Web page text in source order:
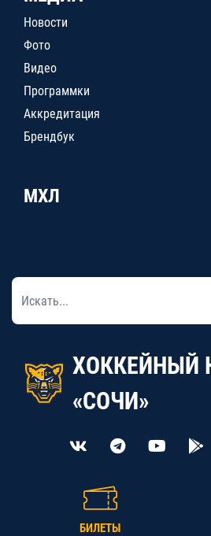
Новости
Фото
Видео
Программки
Аккредитация
Брендбук
МХЛ
ХОККЕЙНЫЙ
«СОЧИ»
БИЛЕТЫ